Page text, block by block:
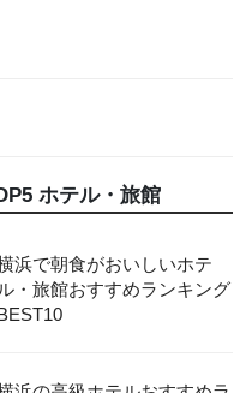
ホテル・旅館
浜で朝食がおいしいホテ
ル・旅館おすすめランキング